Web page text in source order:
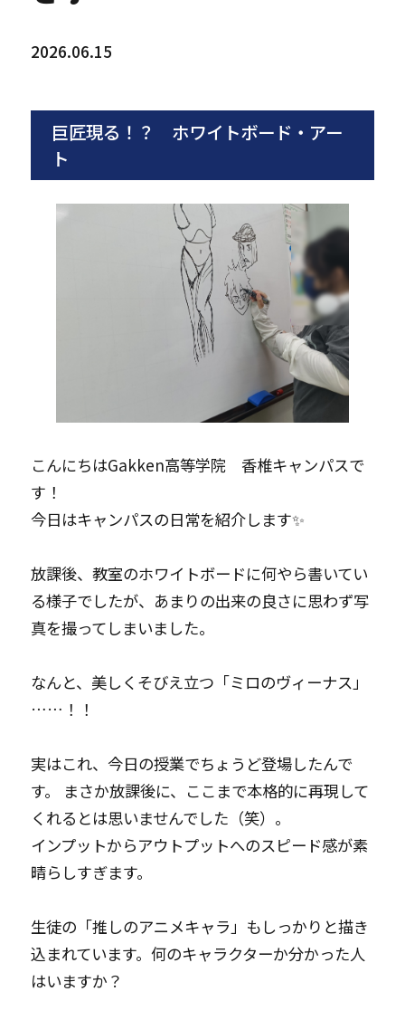
2026.06.15
巨匠現る！？ ホワイトボード・アー
ト
こんにちはGakken高等学院 香椎キャンパスで
す！
今日はキャンパスの日常を紹介します✨
放課後、教室のホワイトボードに何やら書いてい
る様子でしたが、あまりの出来の良さに思わず写
真を撮ってしまいました。
なんと、美しくそびえ立つ「ミロのヴィーナス」
……！！
実はこれ、今日の授業でちょうど登場したんで
す。 まさか放課後に、ここまで本格的に再現して
くれるとは思いませんでした（笑）。
インプットからアウトプットへのスピード感が素
晴らしすぎます。
生徒の「推しのアニメキャラ」もしっかりと描き
込まれています。何のキャラクターか分かった人
はいますか？